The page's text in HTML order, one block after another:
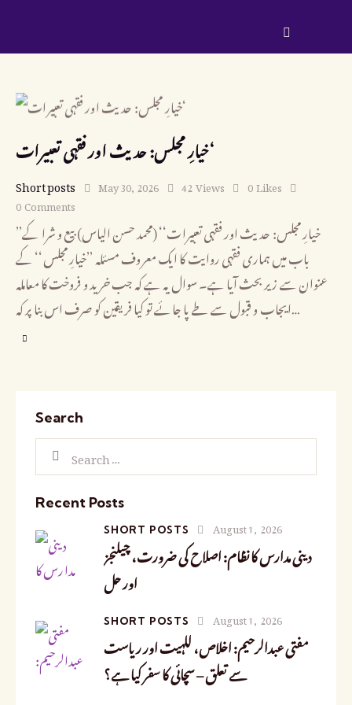
خیارِ مجلس: حدیث اور فقہی تعبیرات‘
Short posts May 30, 2026 42Views 0Likes
0Comments
’’خیارِ مجلس: حدیث اور فقہی تعبیرات‘‘ (محمد حسن الیاس) بیع و شرا کے
باب میں ہماری فقہی روایت کا ایک معروف مسئلہ ’’خیارِ مجلس‘‘ کے
عنوان سے زیر بحث آیا ہے۔ سوال یہ ہے کہ جب خرید و فروخت کا معاملہ
ایجاب و قبول سے طے پا جائے تو کیا فریقین کو صرف اس بنا پر کہ…
Search
Recent Posts
SHORT POSTS August 1, 2026
دینی مدارس کا نظام: اصلاح کی ضرورت، چیلنجز
اور حل
SHORT POSTS August 1, 2026
مفتی عبدالرحیم: اخلاص، للہیت اور ریاست
سے تعلق – سچائی کا سفر کیا ہے؟